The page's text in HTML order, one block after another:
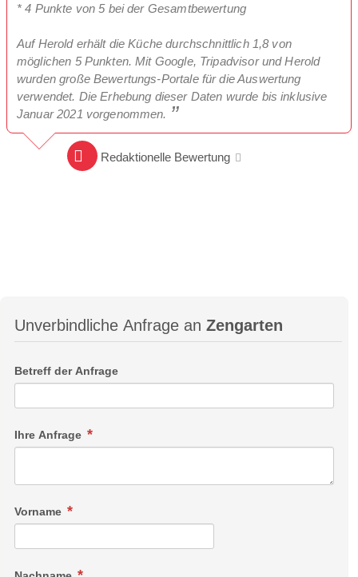
* 4 Punkte von 5 bei der Gesamtbewertung
Auf Herold erhält die Küche durchschnittlich 1,8 von
möglichen 5 Punkten. Mit Google, Tripadvisor und Herold
wurden große Bewertungs-Portale für die Auswertung
verwendet. Die Erhebung dieser Daten wurde bis inklusive
Januar 2021 vorgenommen.
Redaktionelle Bewertung
Unverbindliche Anfrage an Zengarten
Betreff der Anfrage
Ihre Anfrage
Vorname